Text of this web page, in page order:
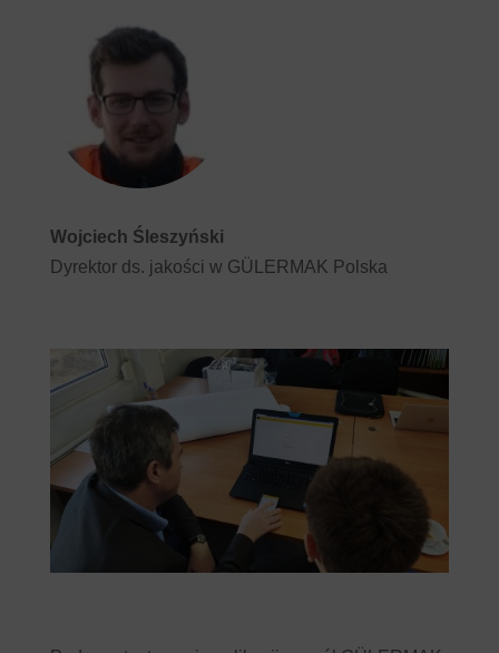
Wojciech Śleszyński
Dyrektor ds. jakości w GÜLERMAK Polska